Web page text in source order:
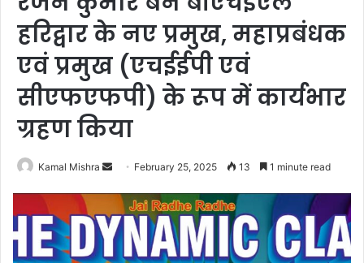
हरिद्वार के नए प्रमुख, महाप्रबंधक
एवं प्रमुख (एचईईपी एवं
सीएफएफपी) के रूप में कार्यभार
ग्रहण किया
Kamal Mishra
Send
email
February 25, 2025 13 1 minute read